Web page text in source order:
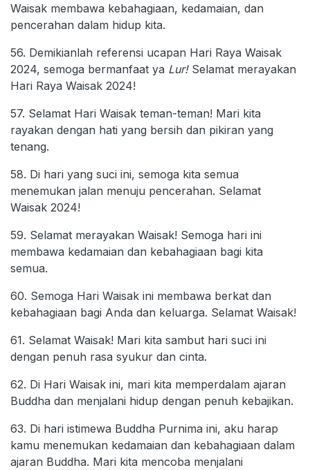
Waisak membawa kebahagiaan, kedamaian, dan
pencerahan dalam hidup kita.
56. Demikianlah referensi ucapan Hari Raya Waisak
2024, semoga bermanfaat ya Lur!Selamat merayakan
Hari Raya Waisak 2024!
57. Selamat Hari Waisak teman-teman! Mari kita
rayakan dengan hati yang bersih dan pikiran yang
tenang.
58. Di hari yang suci ini, semoga kita semua
menemukan jalan menuju pencerahan. Selamat
Waisak 2024!
59. Selamat merayakan Waisak! Semoga hari ini
membawa kedamaian dan kebahagiaan bagi kita
semua.
60. Semoga Hari Waisak ini membawa berkat dan
kebahagiaan bagi Anda dan keluarga. Selamat Waisak!
61. Selamat Waisak! Mari kita sambut hari suci ini
dengan penuh rasa syukur dan cinta.
62. Di Hari Waisak ini, mari kita memperdalam ajaran
Buddha dan menjalani hidup dengan penuh kebajikan.
63. Di hari istimewa Buddha Purnima ini, aku harap
kamu menemukan kedamaian dan kebahagiaan dalam
ajaran Buddha. Mari kita mencoba menjalani